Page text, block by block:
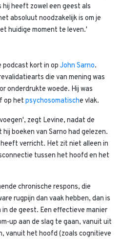
hij heeft zowel een geest als
absoluut noodzakelijk is om je
huidige moment te leven.'
podcast kort in op John Sarno.
die van mening was
onderdrukte woede. Hij was
op het psychosomatische vlak.
zegt Levine, nadat de
boeken van Sarno had gelezen.
verricht. Het zit niet alleen in
tussen het hoofd en het
chronische respons, die
rugpijn dan vaak hebben, dan is
de geest. Een effectieve manier
up aan de slag te gaan, vanuit uit
vanuit het hoofd (zoals cognitieve